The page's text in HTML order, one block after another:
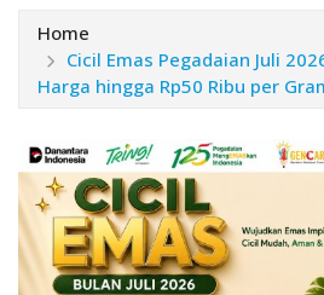
Home
Cicil Emas Pegadaian Juli
Harga hingga Rp50 Ribu per